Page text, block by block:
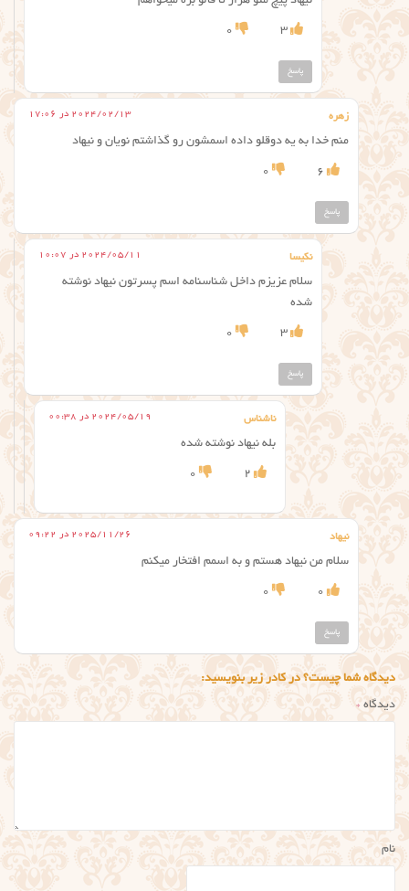
3
0
پاسخ
زهره 2024/02/13 در 17:06
منم خدا به یه دوقلو داده اسمشون رو گذاشتم نویان و نیهاد
6
0
پاسخ
نکیسا 2024/05/11 در 10:07
سلام عزیزم داخل شناسنامه اسم پسرتون نیهاد نوشته
شده
3
0
پاسخ
ناشناس 2024/05/19 در 00:38
بله نیهاد نوشته شده
2
0
نیهاد 2025/11/26 در 09:22
سلام من نیهاد هستم و به اسمم افتخار میکنم
0
0
پاسخ
دیدگاه شما چیست؟ در کادر زیر بنویسید:
دیدگاه *
نام